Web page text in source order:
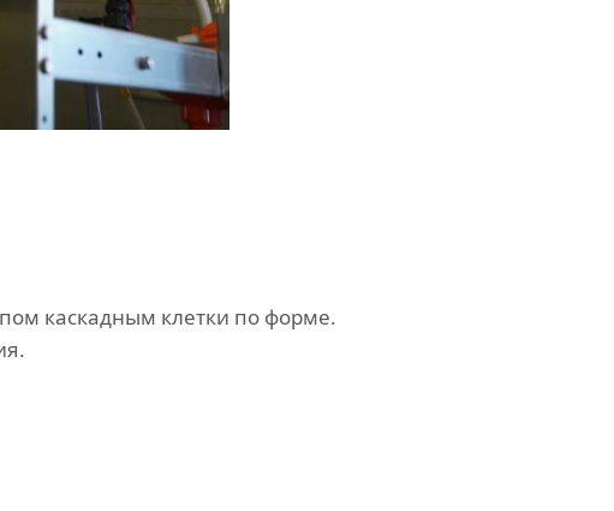
каскадным клетки по форме.